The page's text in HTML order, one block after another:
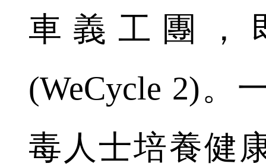
車義工團，
(WeCycle 2)。
毒人士培養健